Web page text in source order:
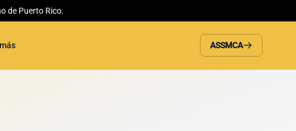
de Puerto Rico.
ASSMCA